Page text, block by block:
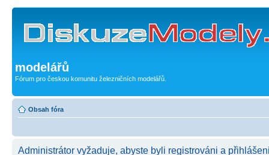
modelářů
Fórum pro českou komunitu železničních modelářů.
Obsah fóra
Administrátor vyžaduje, abyste byli registrováni a